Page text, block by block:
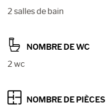
2 salles de bain
NOMBRE DE WC
2 wc
NOMBRE DE PIÈCES